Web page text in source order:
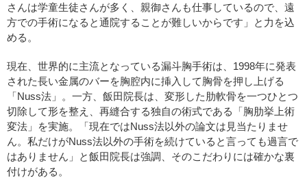
さんは学童生徒さんが多く、親御さんも仕事しているので、遠
方での手術になると通院することが難しいからです」と力を込
める。
現在、世界的に主流となっている漏斗胸手術は、1998年に発表
された長い金属のバーを胸腔内に挿入して胸骨を押し上げる
「Nuss法」。一方、飯田院長は、変形した肋軟骨を一つひとつ
切除して形を整え、再縫合する独自の術式である「胸肋挙上術
変法」を実施。「現在ではNuss法以外の論文は見当たりませ
ん。私だけがNuss法以外の手術を続けていると言っても過言で
はありません」と飯田院長は強調、そのこだわりには確かな裏
付けがある。